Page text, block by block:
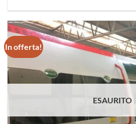
In offerta!
ESAURITO